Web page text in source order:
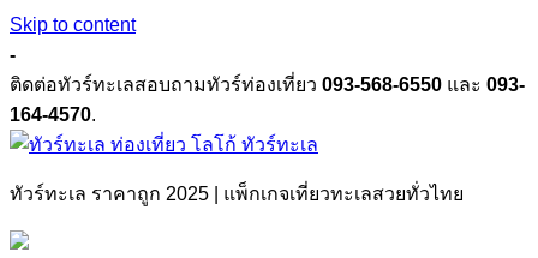
Skip to content
-
ติดต่อทัวร์ทะเลสอบถามทัวร์ท่องเที่ยว 093-568-6550 และ 093-
164-4570.
ทัวร์ทะเล
ทัวร์ทะเล ราคาถูก 2025 | แพ็กเกจเที่ยวทะเลสวยทั่วไทย